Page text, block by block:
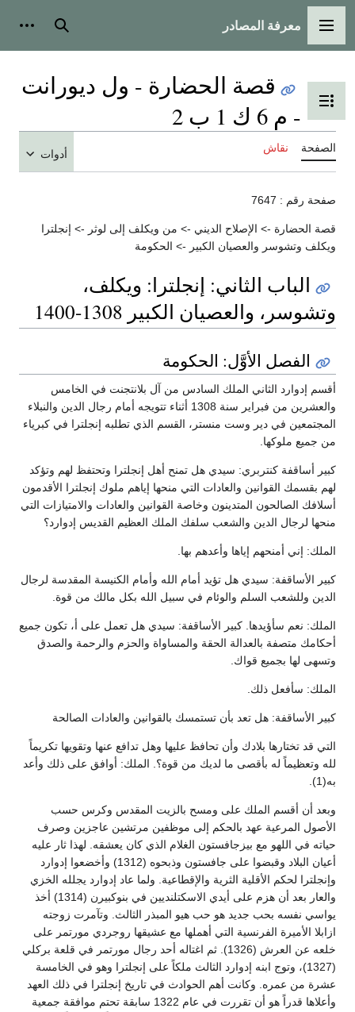
القائمة الرئيسية
معرفة المصادر بحث
تبديل عرض جدول المحتويات
قصة الحضارة - ول ديورانت
- م 6 ك 1 ب 2
الصفحة نقاش أدوات
صفحة رقم : 7647
قصة الحضارة -> الإصلاح الديني -> من ويكلف إلى لوثر -> إنجلترا
ويكلف وتشوسر والعصيان الكبير -> الحكومة
الباب الثاني: إنجلترا: ويكلف،
وتشوسر، والعصيان الكبير 1308-1400
الفصل الأوَّل: الحكومة
أقسم إدوارد الثاني الملك السادس من آل بلانتجنت في الخامس
والعشرين من فبراير سنة 1308 أثناء تتويجه أمام رجال الدين والنبلاء
المجتمعين في دير وست منستر، القسم الذي تطلبه إنجلترا في كبرياء
من جميع ملوكها.
كبير أساقفة كنتربري: سيدي هل تمنح أهل إنجلترا وتحتفظ لهم وتؤكد
لهم بقسمك القوانين والعادات التي منحها إياهم ملوك إنجلترا الأقدمون
أسلافك الصالحون المتدينون وخاصة القوانين والعادات والامتيازات التي
منحها لرجال الدين والشعب سلفك الملك العظيم القديس إدوارد؟
الملك: إني أمنحهم إياها وأعدهم بها.
كبير الأساقفة: سيدي هل تؤيد أمام الله وأمام الكنيسة المقدسة لرجال
الدين وللشعب السلم والوئام في سبيل الله بكل مالك من قوة.
الملك: نعم سأؤيدها. كبير الأساقفة: سيدي هل تعمل على أ، تكون جميع
أحكامك متصفة بالعدالة الحقة والمساواة والحزم والرحمة والصدق
وتسهى لها بجميع قواك.
الملك: سأفعل ذلك.
كبير الأساقفة: هل تعد بأن تستمسك بالقوانين والعادات الصالحة
التي قد تختارها بلادك وأن تحافظ عليها وهل تدافع عنها وتقويها تكريماً
لله وتعظيماً له بأقصى ما لديك من قوة؟. الملك: أوافق على ذلك وأعد
به(1).
وبعد أن أقسم الملك على ومسح بالزيت المقدس وكرس حسب
الأصول المرعية عهد بالحكم إلى موظفين مرتشين عاجزين وصرف
حياته في اللهو مع بيزجافستون الغلام الذي كان يعشقه. لهذا ثار عليه
أعيان البلاد وقبضوا على جافستون وذبحوه (1312) وأخضعوا إدوارد
وإنجلترا لحكم الأقلية الثرية والإقطاعية. ولما عاد إدوارد يجلله الخزي
والعار بعد أن هزم على أيدي الاسكتلنديين في بنوكبيرن (1314) أخذ
يواسي نفسه بحب جديد هو حب هيو المبذر الثالث. وتآمرت زوجته
ازابلا الأميرة الفرنسية التي أهملها مع عشيقها روجردي مورتمر على
خلعه عن العرش (1326). ثم اغتاله أحد رجال مورتمر في قلعة بركلي
(1327)، وتوج ابنه إدوارد الثالث ملكاً على إنجلترا وهو في الخامسة
عشرة من عمره. وكانت أهم الحوادث في تاريخ إنجلترا في ذلك العهد
وأعلاها قدراً هو أن تقررت في عام 1322 سابقة تحتم موافقة جمعية